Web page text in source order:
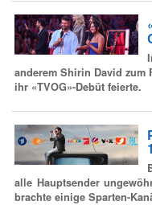
anderem Shirin David zum
ihr «TVOG»-Debüt feierte.
alle Hauptsender
brachte einige Sparten-